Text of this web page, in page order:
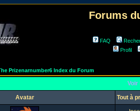
Forums
FAQ
Profil
Prizenarnumber6 Index du Forum
Voir
Avatar Tout à